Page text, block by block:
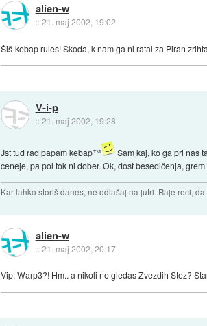
alien-w
::21. maj 2002, 19:02
Šiš-kebap rules! Skoda, k nam ga ni ratal za Piran
V-i-p
::21. maj 2002, 19:28
Jst tud rad papam kebap™ Sam kaj, ko ga pri nas
ceneje, pa pol tok ni dober. Ok, dost besedičenja,
Kar lahko storiš danes, ne odlašaj na jutri. Raje reci,
alien-w
::21. maj 2002, 20:17
Vip: Warp3?! Hm.. a nikoli ne gledas Zvezdih Stez?